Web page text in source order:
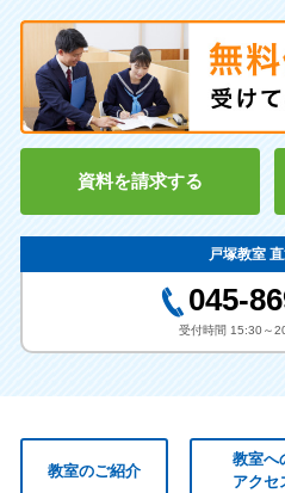
資料を請求する
戸塚教室
045-
受付時間 15:30～
教室のご紹介
教室へ
アクセ